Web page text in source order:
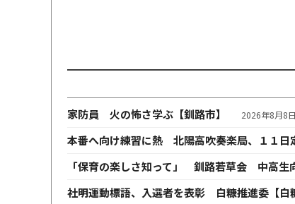
家防員 火の怖さ学ぶ【釧路市】 2026年8月8
本番へ向け練習に熱 北陽高吹奏楽局、１１日
「保育の楽しさ知って」 釧路若草会 中高生
社明運動標語、入選者を表彰 白糠推進委【白